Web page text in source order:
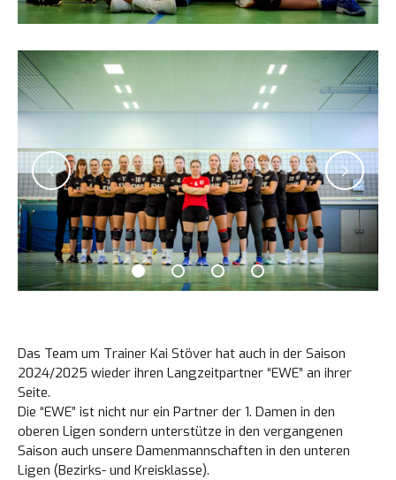
Das Team um Trainer Kai Stöver hat auch in der Saison
2024/2025 wieder ihren Langzeitpartner “EWE” an ihrer
Seite.
Die “EWE” ist nicht nur ein Partner der 1. Damen in den
oberen Ligen sondern unterstütze in den vergangenen
Saison auch unsere Damenmannschaften in den unteren
Ligen (Bezirks- und Kreisklasse).